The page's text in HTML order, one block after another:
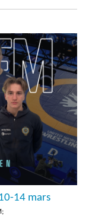
14 mars